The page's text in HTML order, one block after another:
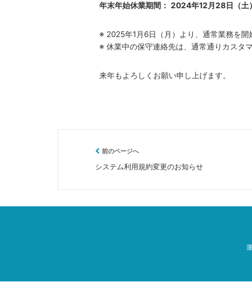
年末年始休業期間： 2024年12月28日（土
※ 2025年1月6日（月）より、通常業務を開
※ 休業中の保守連絡先は、通常通りカスタ
来年もよろしくお願い申し上げます。
前のページへ
システム利用規約変更のお知らせ